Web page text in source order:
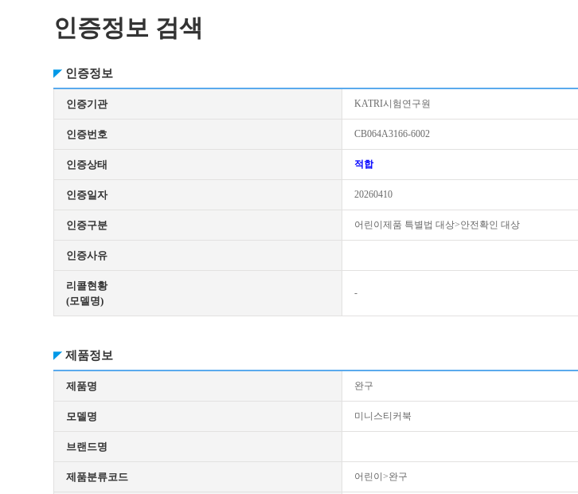
인증정보 검색
인증정보
인증기관 KATRI시험연구원
인증번호 CB064A3166-6002
인증상태 적합
인증일자 20260410
인증구분 어린이제품 특별법 대상>안전확인 대상
인증사유
리콜현황
(모델명)
-
제품정보
제품명 완구
모델명 미니스티커북
브랜드명
제품분류코드 어린이>완구